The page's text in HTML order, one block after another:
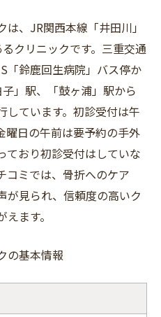
、JR関西本線「井田川」
クリニックです。三重交通
「鈴鹿回生病院」バス停か
」駅、「鼓ヶ浦」駅から
しています。初診受付は午
曜日の午前は要予約の手外
ており初診受付はしていな
コミでは、骨折へのケア
が見られ、信頼度の高いク
ます。
の基本情報